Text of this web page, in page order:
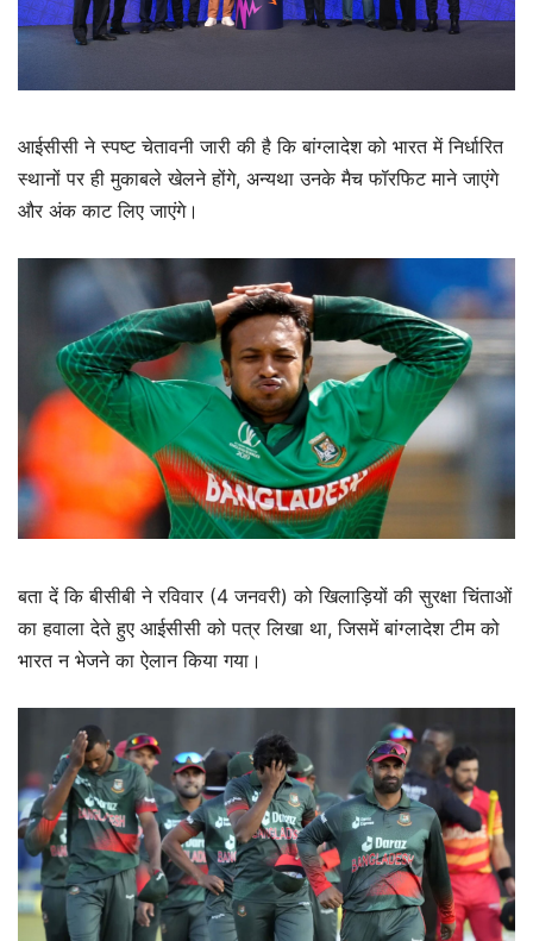
आईसीसी ने स्पष्ट चेतावनी जारी की है कि बांग्लादेश को भारत में निर्धारित
स्थानों पर ही मुकाबले खेलने होंगे, अन्यथा उनके मैच फॉरफिट माने जाएंगे
और अंक काट लिए जाएंगे।
​बता दें कि बीसीबी ने रविवार (4 जनवरी) को खिलाड़ियों की सुरक्षा चिंताओं
का हवाला देते हुए आईसीसी को पत्र लिखा था, जिसमें बांग्लादेश टीम को
भारत न भेजने का ऐलान किया गया।